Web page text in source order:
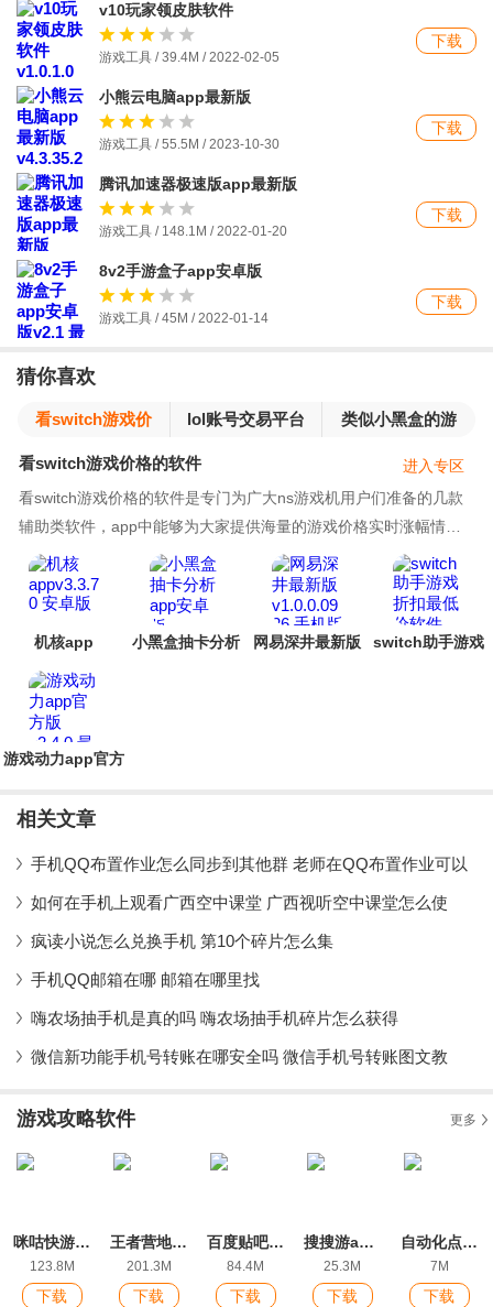
v10玩家领皮肤软件
游戏工具 / 39.4M / 2022-02-05
下载
小熊云电脑app最新版
游戏工具 / 55.5M / 2023-10-30
下载
腾讯加速器极速版app最新版
游戏工具 / 148.1M / 2022-01-20
下载
8v2手游盒子app安卓版
游戏工具 / 45M / 2022-01-14
下载
猜你喜欢
看switch游戏价
格的软件
lol账号交易平台
类似小黑盒的游
戏打折平台
看switch游戏价格的软件
看switch游戏价格的软件是专门为广大ns游戏机用户们准备的几款
辅助类软件，app中能够为大家提供海量的游戏价格实时涨幅情
况，大家看到了能够快速购买自己喜欢的折扣游戏，让
进入专区
机核app
小黑盒抽卡分析
网易深井最新版
switch助手游戏
游戏动力app官方
相关文章
手机QQ布置作业怎么同步到其他群 老师在QQ布置作业可以
如何在手机上观看广西空中课堂 广西视听空中课堂怎么使
疯读小说怎么兑换手机 第10个碎片怎么集
手机QQ邮箱在哪 邮箱在哪里找
嗨农场抽手机是真的吗 嗨农场抽手机碎片怎么获得
微信新功能手机号转账在哪安全吗 微信手机号转账图文教
游戏攻略软件 更多
咪咕快游正版
123.8M
下载
王者营地app最新版
201.3M
下载
百度贴吧最新版
84.4M
下载
搜搜游app官方版
25.3M
下载
自动化点击器app免费版
7M
下载